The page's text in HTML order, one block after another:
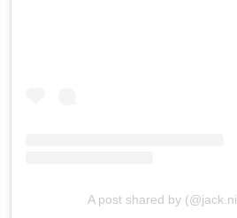
A post shared by